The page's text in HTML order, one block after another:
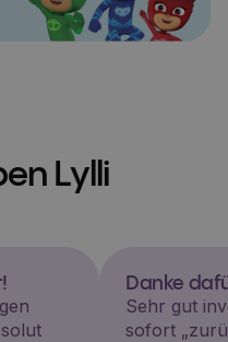
Lylli
Danke
Sehr gut
sofort